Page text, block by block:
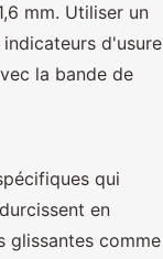
mm. Utiliser un
d'usure
la bande de
qui
en
glissantes comme